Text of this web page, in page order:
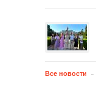
Все новости